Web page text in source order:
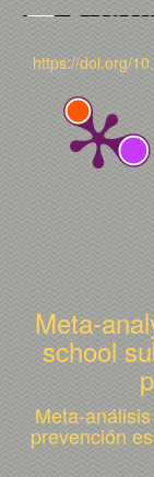
https://doi.org/
Meta-
school
Meta-
prevención